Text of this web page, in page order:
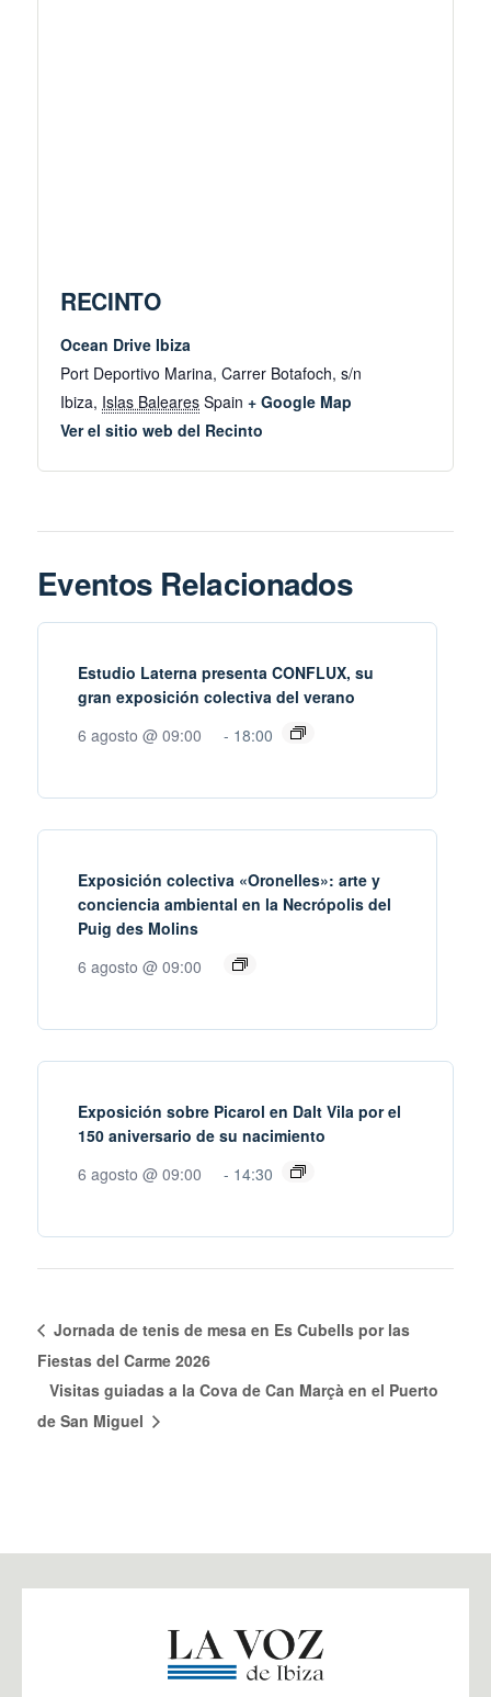
RECINTO
Ocean Drive Ibiza
Port Deportivo Marina, Carrer Botafoch, s/n
Ibiza, Islas Baleares Spain + Google Map
Ver el sitio web del Recinto
Eventos Relacionados
Estudio Laterna presenta CONFLUX, su
gran exposición colectiva del verano
6 agosto @ 09:00
- 18:00
Exposición colectiva «Oronelles»: arte y
conciencia ambiental en la Necrópolis del
Puig des Molins
6 agosto @ 09:00
Exposición sobre Picarol en Dalt Vila por el
150 aniversario de su nacimiento
6 agosto @ 09:00
- 14:30
Jornada de tenis de mesa en Es Cubells por las
Fiestas del Carme 2026
Visitas guiadas a la Cova de Can Marçà en el Puerto
de San Miguel